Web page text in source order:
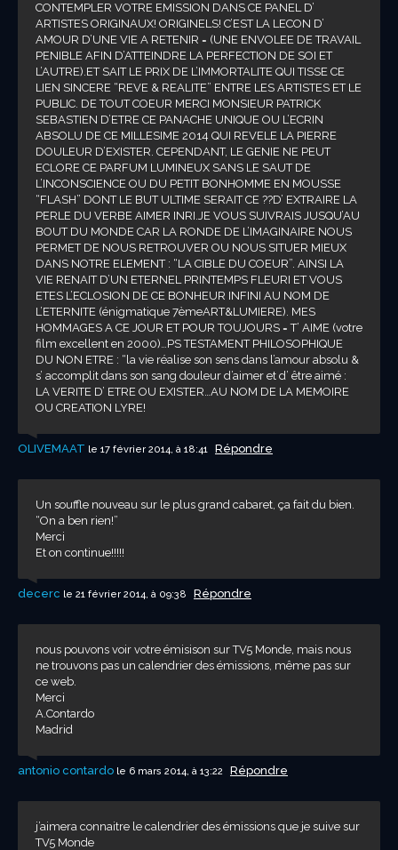
CONTEMPLER VOTRE EMISSION DANS CE PANEL D’
ARTISTES ORIGINAUX! ORIGINELS! C’EST LA LECON D’
AMOUR D’UNE VIE A RETENIR = (UNE ENVOLEE DE TRAVAIL
PENIBLE AFIN D’ATTEINDRE LA PERFECTION DE SOI ET
L’AUTRE).ET SAIT LE PRIX DE L’IMMORTALITE QUI TISSE CE
LIEN SINCERE “REVE & REALITE” ENTRE LES ARTISTES ET LE
PUBLIC. DE TOUT COEUR MERCI MONSIEUR PATRICK
SEBASTIEN D’ETRE CE PANACHE UNIQUE OU L’ECRIN
ABSOLU DE CE MILLESIME 2014 QUI REVELE LA PIERRE
DOULEUR D’EXISTER. CEPENDANT, LE GENIE NE PEUT
ECLORE CE PARFUM LUMINEUX SANS LE SAUT DE
L’INCONSCIENCE OU DU PETIT BONHOMME EN MOUSSE
“FLASH” DONT LE BUT ULTIME SERAIT CE ??D’ EXTRAIRE LA
PERLE DU VERBE AIMER INRI.JE VOUS SUIVRAIS JUSQU’AU
BOUT DU MONDE CAR LA RONDE DE L’IMAGINAIRE NOUS
PERMET DE NOUS RETROUVER OU NOUS SITUER MIEUX
DANS NOTRE ELEMENT : “LA CIBLE DU COEUR”. AINSI LA
VIE RENAIT D’UN ETERNEL PRINTEMPS FLEURI ET VOUS
ETES L’ECLOSION DE CE BONHEUR INFINI AU NOM DE
L’ETERNITE (énigmatique 7èmeART&LUMIERE). MES
HOMMAGES A CE JOUR ET POUR TOUJOURS = T’ AIME (votre
film excellent en 2000)…PS TESTAMENT PHILOSOPHIQUE
DU NON ETRE : “la vie réalise son sens dans l’amour absolu &
s’ accomplit dans son sang douleur d’aimer et d’ être aimé :
LA VERITE D’ ETRE OU EXISTER…AU NOM DE LA MEMOIRE
OU CREATION LYRE!
OLIVEMAAT le 17 février 2014, à 18:41 Répondre
Un souffle nouveau sur le plus grand cabaret, ça fait du bien.
“On a ben rien!”
Merci
Et on continue!!!!!
decerc le 21 février 2014, à 09:38 Répondre
nous pouvons voir votre émisison sur TV5 Monde, mais nous
ne trouvons pas un calendrier des émissions, même pas sur
ce web.
Merci
A.Contardo
Madrid
antonio contardo le 6 mars 2014, à 13:22 Répondre
j’aimera connaitre le calendrier des émissions que je suive sur
TV5 Monde